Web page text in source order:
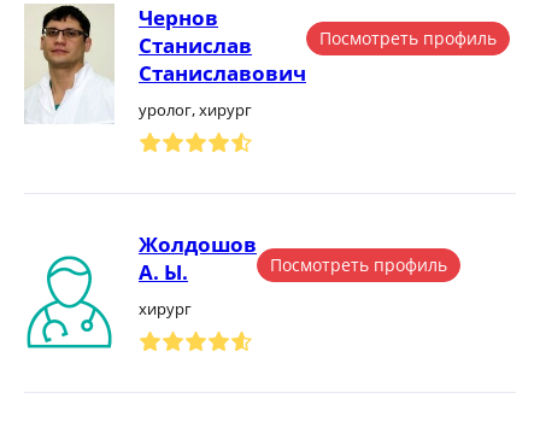
Чернов
Станислав
Станиславович
уролог, хирург
Посмотреть профиль
Жолдошов
А. Ы.
хирург
Посмотреть профиль